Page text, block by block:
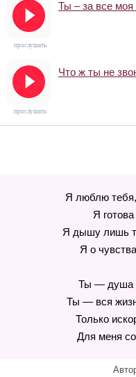
Ты – за все
прослушать
Что ж ты не
прослушать
Я люблю
Я
Я дышу лишь
Я о
Ты — душа
Ты — вся
Только
Для меня